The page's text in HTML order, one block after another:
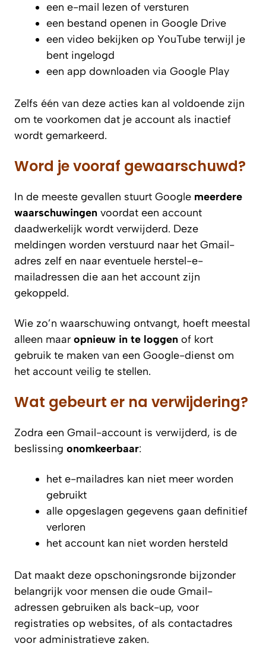
een e-mail lezen of versturen
een bestand openen in Google Drive
een video bekijken op YouTube terwijl je
bent ingelogd
een app downloaden via Google Play
Zelfs één van deze acties kan al voldoende zijn
om te voorkomen dat je account als inactief
wordt gemarkeerd.
Word je vooraf gewaarschuwd?
In de meeste gevallen stuurt Google meerdere
waarschuwingen voordat een account
daadwerkelijk wordt verwijderd. Deze
meldingen worden verstuurd naar het Gmail-
adres zelf en naar eventuele herstel-e-
mailadressen die aan het account zijn
gekoppeld.
Wie zo’n waarschuwing ontvangt, hoeft meestal
alleen maar opnieuw in te loggen of kort
gebruik te maken van een Google-dienst om
het account veilig te stellen.
Wat gebeurt er na verwijdering?
Zodra een Gmail-account is verwijderd, is de
beslissing onomkeerbaar:
het e-mailadres kan niet meer worden
gebruikt
alle opgeslagen gegevens gaan definitief
verloren
het account kan niet worden hersteld
Dat maakt deze opschoningsronde bijzonder
belangrijk voor mensen die oude Gmail-
adressen gebruiken als back-up, voor
registraties op websites, of als contactadres
voor administratieve zaken.